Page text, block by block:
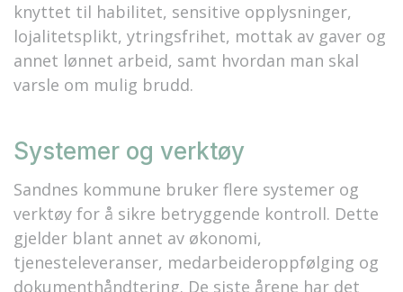
knyttet til habilitet, sensitive opplysninger,
lojalitetsplikt, ytringsfrihet, mottak av gaver og
annet lønnet arbeid, samt hvordan man skal
varsle om mulig brudd.
Systemer og verktøy
Sandnes kommune bruker flere systemer og
verktøy for å sikre betryggende kontroll. Dette
gjelder blant annet av økonomi,
tjenesteleveranser, medarbeideroppfølging og
dokumenthåndtering. De siste årene har det